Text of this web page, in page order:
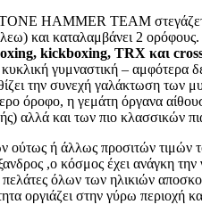
HAMMER TEAM
και καταλαμβάνει 2
kickboxing, TRX και
γυμναστική – αμφότερα
την συνεχή γαλάκτωση των
όροφο, η γεμάτη όργανα
αλλά και των πιο κλασσικών
ούτως ή άλλως προσιτών τιμών
,ο κόσμος έχει ανάγκη την
όλων των ηλικιών
οργιάζει στην γύρω περιοχή